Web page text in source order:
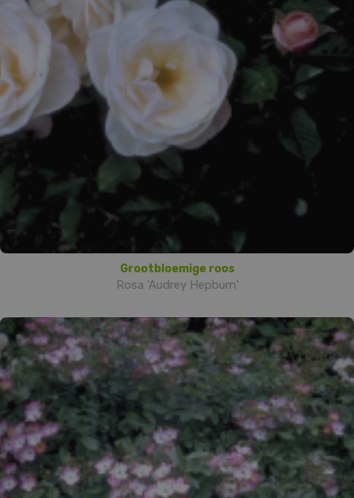
Grootbloemige roos
Rosa 'Audrey Hepburn'